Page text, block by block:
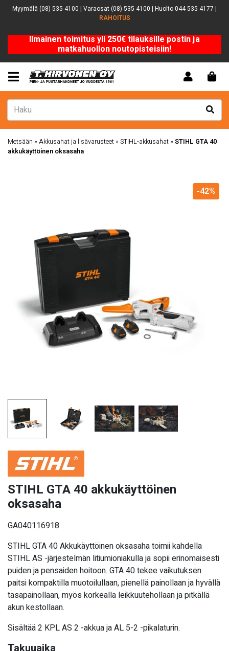
Myymälä (08) 535 4100 | Varaosat (08) 535 4100 | Huolto 044 535 4177 |
RAHOITUS
Ilmainen toimitus yli 250€ tilauksille postin ja
matkahuollon noutopisteisiin!
Metsään »Akkusahat ja lisävarusteet »STIHL-akkusahat »STIHL GTA 40
akkukäyttöinen oksasaha
-42%
STIHL GTA 40 akkukäyttöinen
oksasaha
GA040116918
STIHL GTA 40 Akkukäyttöinen oksasaha toimii kahdella
STIHL AS -järjestelmän litiumioniakulla ja sopii erinomaisesti
puiden ja pensaiden hoitoon. GTA 40 tekee vaikutuksen
paitsi kompaktilla muotoilullaan, pienellä painollaan ja hyvällä
tasapainollaan, myös korkealla leikkuutehollaan ja pitkällä
akun kestollaan.
Sisältää 2 KPLAS 2 -akkua ja AL 5-2 -pikalaturin.